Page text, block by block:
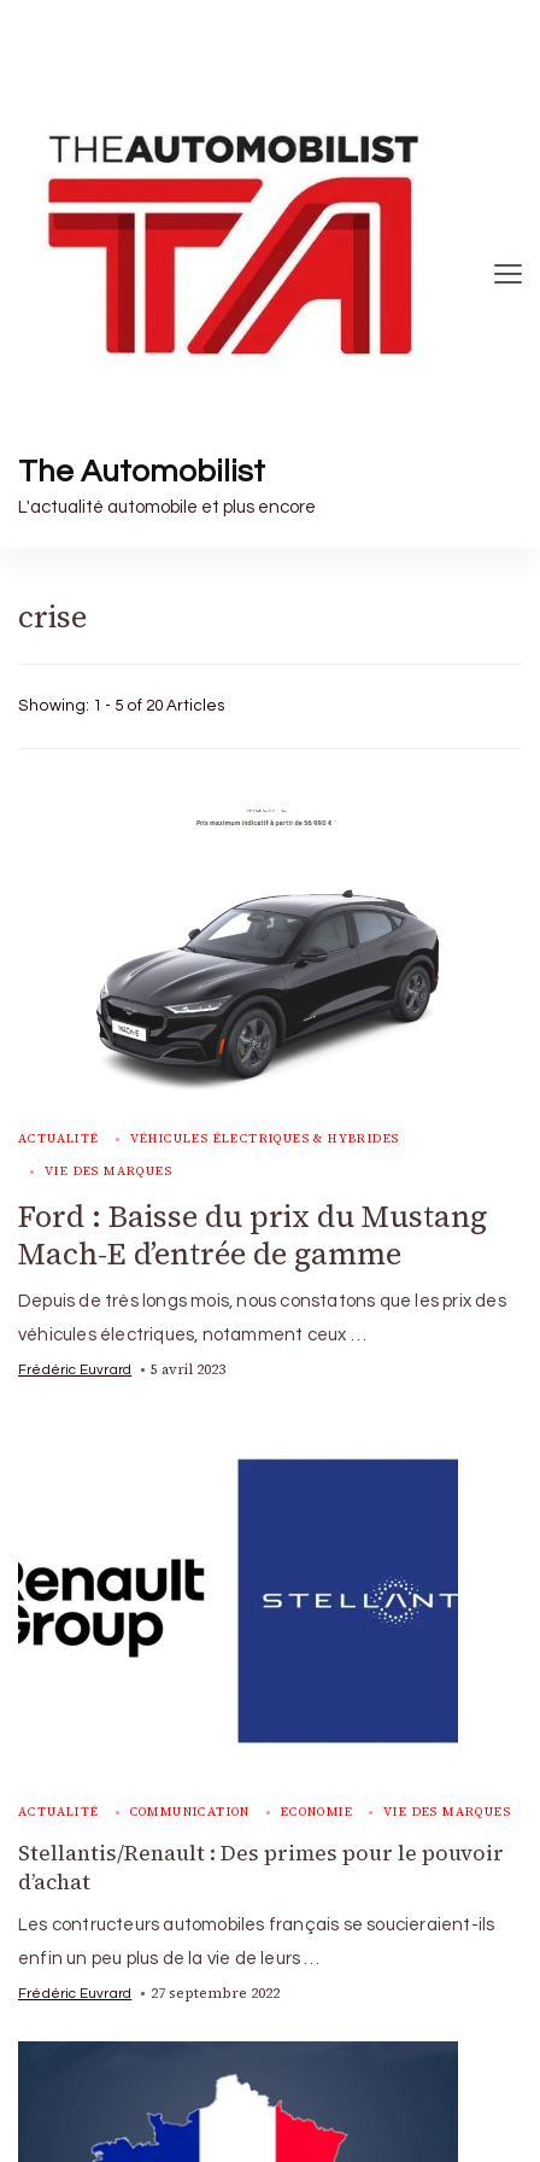
The Automobilist
L'actualité automobile et plus encore
crise
Showing: 1 - 5 of 20 Articles
ACTUALITÉ VÉHICULES ÉLECTRIQUES & HYBRIDES
VIE DES MARQUES
Ford : Baisse du prix du Mustang
Mach-E d’entrée de gamme
Depuis de très longs mois, nous constatons que les prix des
véhicules électriques, notamment ceux …
Frédéric Euvrard 5 avril 2023
ACTUALITÉ COMMUNICATION ECONOMIE VIE DES MARQUES
Stellantis/Renault : Des primes pour le pouvoir
d’achat
Les contructeurs automobiles français se soucieraient-ils
enfin un peu plus de la vie de leurs …
Frédéric Euvrard 27 septembre 2022